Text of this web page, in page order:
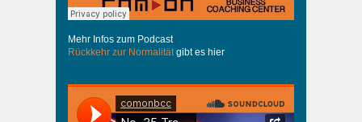
Mehr Infos zum Podcast
Rückkehr zur Normalitätgibt es hier